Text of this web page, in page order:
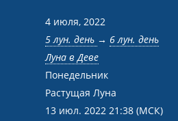
4 июля, 2022
5 лун. день → 6 лун. день
Луна в Деве
Понедельник
Растущая Луна
13 июл. 2022 21:38 (МСК)